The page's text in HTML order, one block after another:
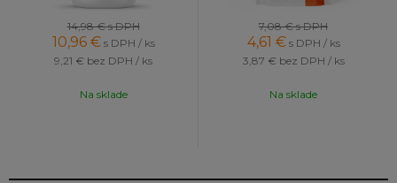
14,98 €s DPH
10,96 € s DPH / ks
9,21 € bez DPH / ks
Na sklade
7,08 €s DPH
4,61 € s DPH / ks
3,87 € bez DPH / ks
Na sklade